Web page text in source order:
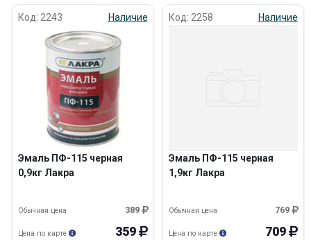
Код: 2243 Наличие
Эмаль ПФ-115 черная
0,9кг Лакра
389
Обычная цена
359
Цена по карте
Код: 2258 Наличие
Эмаль ПФ-115 черная
1,9кг Лакра
769
Обычная цена
709
Цена по карте